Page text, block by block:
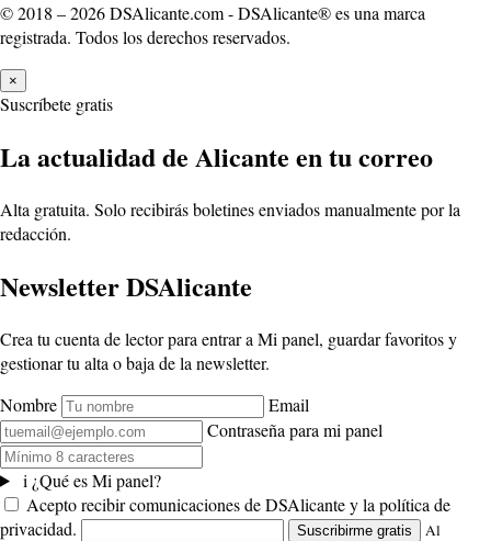
© 2018 – 2026 DSAlicante.com - DSAlicante® es una marca
registrada. Todos los derechos reservados.
×
Suscríbete gratis
La actualidad de Alicante en tu correo
Alta gratuita. Solo recibirás boletines enviados manualmente por la
redacción.
Newsletter DSAlicante
Crea tu cuenta de lector para entrar a Mi panel, guardar favoritos y
gestionar tu alta o baja de la newsletter.
Nombre
Email
Contraseña para mi panel
i ¿Qué es Mi panel?
Acepto recibir comunicaciones de DSAlicante y la política de
privacidad.
Suscribirme gratis
Al